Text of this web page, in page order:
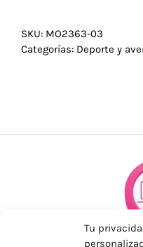
Tu
SKU: MO2363-03
Categorías: Deporte y